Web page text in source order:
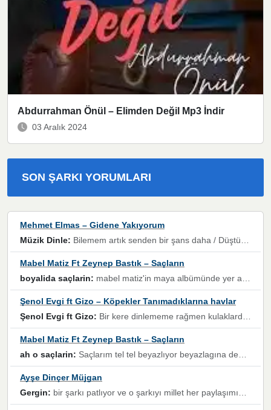
Abdurrahman Önül – Elimden Değil Mp3 İndir
03 Aralık 2024
SON ŞARKI YORUMLARI
Mehmet Elmas – Gidene Yakıyorum
Müzik Dinle: Bilemem artık senden bir şans daha / Düştüğün zaman ben olmayacağım yanında” dizeleri, artık geçmişin tekrarına izin verilmeyeceğini, kişisel sınırların çizildiğini gösteriyor.
Mabel Matiz Ft Zeynep Bastık – Saçların
boyalida saçlarin: mabel matiz'in maya albümünde yer alan güzellerden. parça da şarkı hani! müzikal altyapısına vurulduğum, sözlerinde kaybolduğum bir parça olmuş.
Şenol Evgi ft Gizo – Köpekler Tanımadıklarına havlar
Şenol Evgi ft Gizo: Bir kere dinlememe rağmen kulaklardan gitmiyor sen sen sen sen kurban ol sen sen sen sen hayran ol yükses ses müzik dinleme sebebisiniz canlar bomba gibi patladınız maşallah
Mabel Matiz Ft Zeynep Bastık – Saçların
ah o saçlarin: Saçlarım tel tel beyazlıyor beyazlagına degil yanımda sen yoksun ona üzülüyorum günler bir bir geçiyor geçen günlere değil sensiz geçen günlere darılıyorum,Dinledikce asla kavusamayacagim ama asla unutamicagim sevdiğim adam için yanar içim
Ayşe Dinçer Müjgan
Gergin: bir şarkı patlıyor ve o şarkıyı millet her paylaşımın altına koyuyor ve öyle bir durum hal alıyor ki şarkıyı dinlemeden şarkıdan bikıyorsun Ama bu enteresan bir şekilde dillere dolanıyor millet olarak seviyoruz dertlerle boğuşurken bir yandan da göbek atmayi))) diyeceklerim bu kadar güzel hoş bir sayfa emeğinize sağlık arkadaşlar kolay gelsin